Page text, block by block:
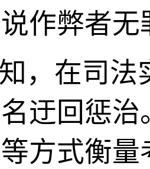
作弊者无
，在司
迂回惩
方式衡